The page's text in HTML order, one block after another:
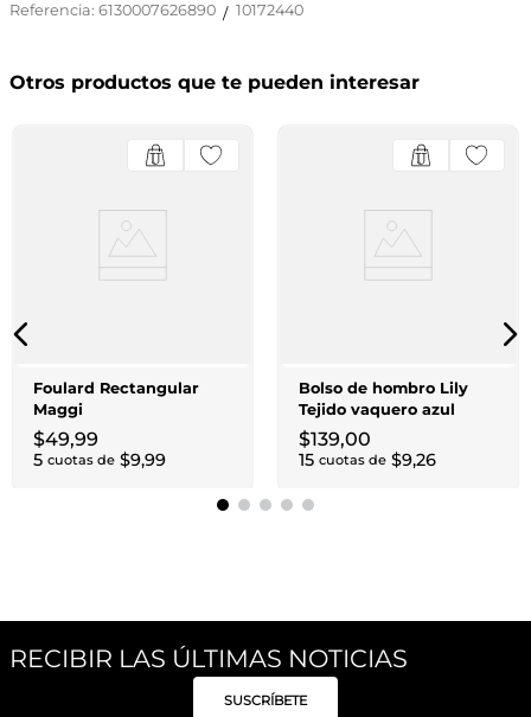
Referencia: 6130007626890 / 10172440
Otros productos que te pueden interesar
Foulard Rectangular
Maggi
$49,99
5 cuotas de $9,99
Bolso de hombro Lily
Tejido vaquero azul
$139,00
15 cuotas de $9,26
RECIBIR LAS ÚLTIMAS NOTICIAS
SUSCRÍBETE